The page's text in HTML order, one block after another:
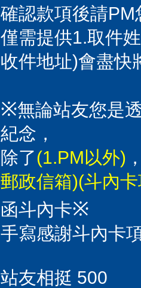
確認款項後請
僅需提供1.取件
收件地址)會盡快
※無論站友您是
紀念，
除了(1.PM以外)
郵政信箱)(斗內
函斗內卡※
手寫感謝斗內卡
站友相挺 500